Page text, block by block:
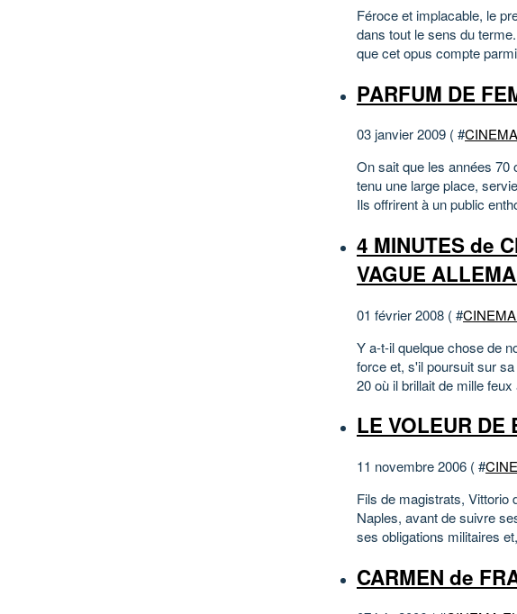
Féroce et implacable, le
dans tout le sens du
que cet opus compte
PARFUM DE
03 janvier 2009 ( #
On sait que les années 70
tenu une large place,
Ils offrirent à un public
4 MINUTES de
VAGUE
01 février 2008 ( #
Y a-t-il quelque chose de
force et, s'il poursuit sur
20 où il brillait de mille
LE VOLEUR DE
11 novembre 2006 ( #
Fils de magistrats, Vittorio
Naples, avant de suivre
ses obligations militaires
CARMEN de